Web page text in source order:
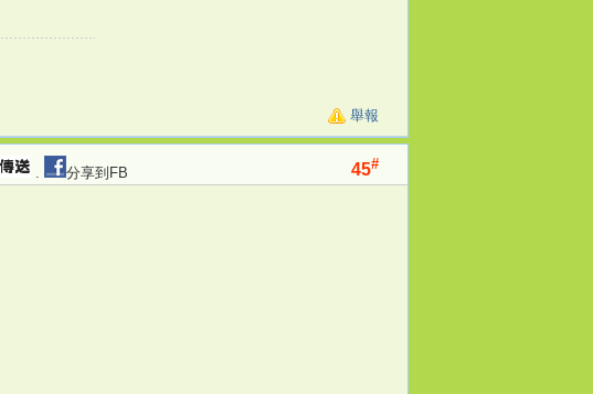
舉報
45#
分享到FB